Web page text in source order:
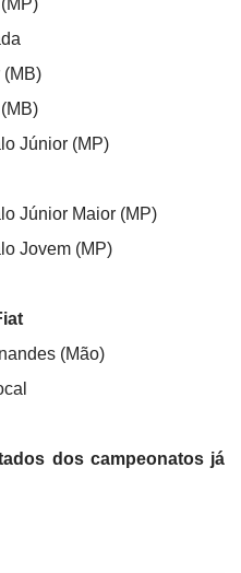
(MB)
Júnior (MP)
Júnior Maior (MP)
Jovem (MP)
(Mão)
dos campeonatos já